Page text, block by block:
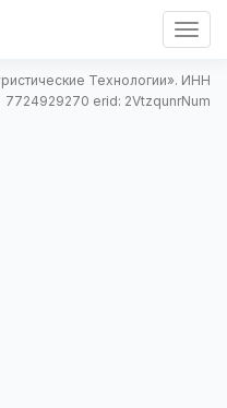
Технологии». ИНН
7724929270 erid: 2VtzqunrNum